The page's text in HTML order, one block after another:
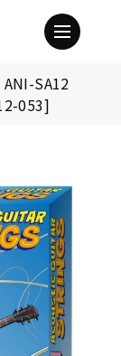
ANI-SA12
053]